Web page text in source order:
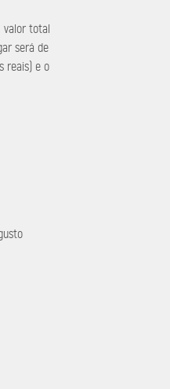
valor total
será de
reais) e o